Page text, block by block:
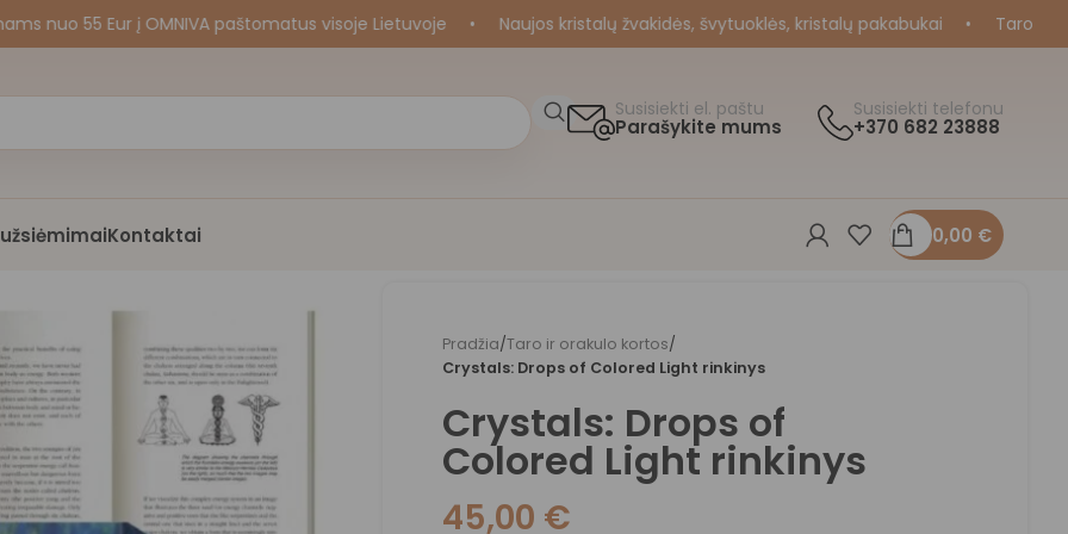
55 Eur į OMNIVA paštomatus visoje Lietuvoje • Naujos kristalų žvakidės, švytuoklės, kristalų pakabukai • Taro ir
Susisiekti el. paštu
Parašykite mums
Susisiekti telefonu
+370 682 23888
Kontaktai 0,00 €
Pradžia/Taro ir orakulo kortos/
Crystals: Drops of Colored Light rinkinys
Crystals: Drops of
Colored Light rinkinys
45,00 €